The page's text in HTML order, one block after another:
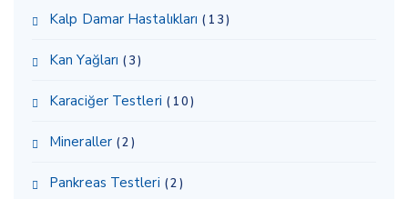
Kalp Damar Hastalıkları (13)
Kan Yağları (3)
Karaciğer Testleri (10)
Mineraller (2)
Pankreas Testleri (2)